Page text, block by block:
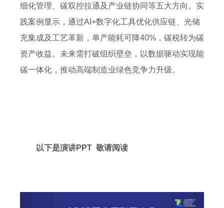
细化管理、碳双控拉通及产业链协同等五大方向。实
践案例显示，通过AI+数字化工具优化供应链、光储
充集成及工艺革新，单产能耗可降40%，碳税转为碳
资产收益。未来需打破组织壁垒，以数据驱动实现能
碳一体化，推动高端制造业绿色竞争力升级。
以下是演讲PPT 敬请阅读